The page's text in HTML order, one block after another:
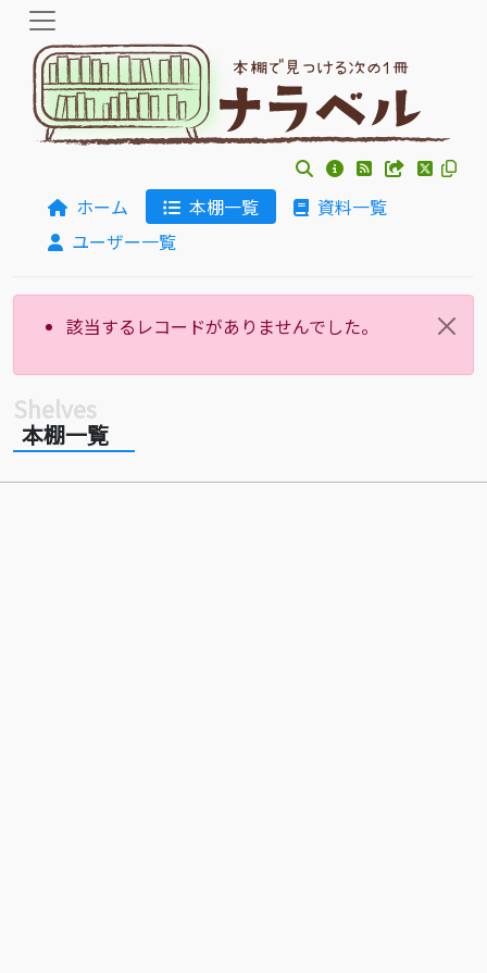
ホーム 本棚一覧
資料一覧
ユーザー一覧
該当するレコードがありませんでした。
本棚一覧